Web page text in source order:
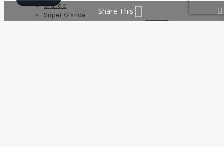
Share This
Grande
Super Grande